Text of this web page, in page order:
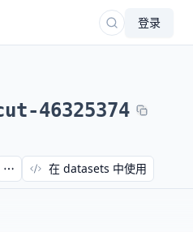
登录
46325374
在 datasets 中使用